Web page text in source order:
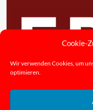
Cookie-
Wir verwenden Cookies, um
optimieren.